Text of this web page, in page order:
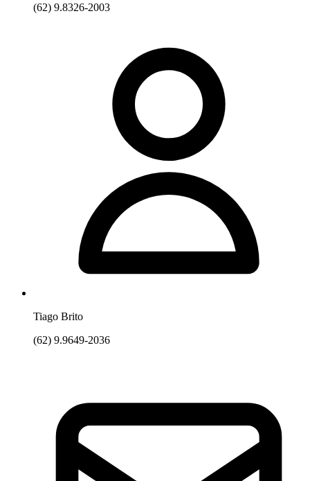
(62) 9.8326-2003
Tiago Brito
(62) 9.9649-2036